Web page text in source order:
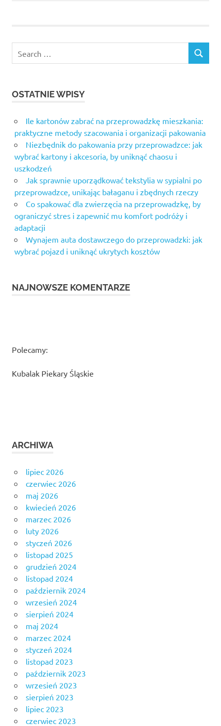
for:
SEARCH
OSTATNIE WPISY
Ile kartonów zabrać na przeprowadzkę mieszkania:
praktyczne metody szacowania i organizacji pakowania
Niezbędnik do pakowania przy przeprowadzce: jak
wybrać kartony i akcesoria, by uniknąć chaosu i
uszkodzeń
Jak sprawnie uporządkować tekstylia w sypialni po
przeprowadzce, unikając bałaganu i zbędnych rzeczy
Co spakować dla zwierzęcia na przeprowadzkę, by
ograniczyć stres i zapewnić mu komfort podróży i
adaptacji
Wynajem auta dostawczego do przeprowadzki: jak
wybrać pojazd i uniknąć ukrytych kosztów
NAJNOWSZE KOMENTARZE
Polecamy:
Kubalak Piekary Śląskie
ARCHIWA
lipiec 2026
czerwiec 2026
maj 2026
kwiecień 2026
marzec 2026
luty 2026
styczeń 2026
listopad 2025
grudzień 2024
listopad 2024
październik 2024
wrzesień 2024
sierpień 2024
maj 2024
marzec 2024
styczeń 2024
listopad 2023
październik 2023
wrzesień 2023
sierpień 2023
lipiec 2023
czerwiec 2023